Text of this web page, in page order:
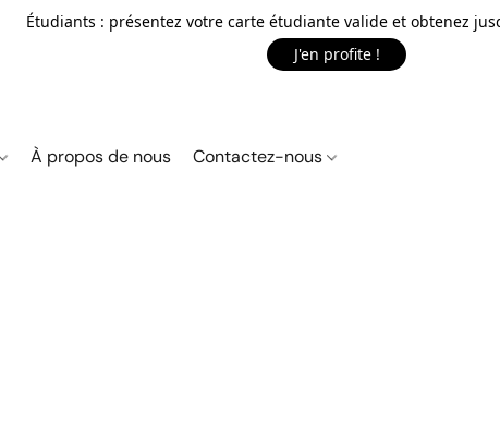
Étudiants : présentez votre carte étudiante valide et obtenez
J'en profite !
À propos de nous Contactez-nous